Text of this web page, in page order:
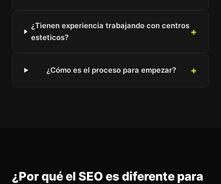
¿Tienen experiencia trabajando con centros
esteticos?
¿Cómo es el proceso para empezar?
¿Por qué el SEO es diferente para